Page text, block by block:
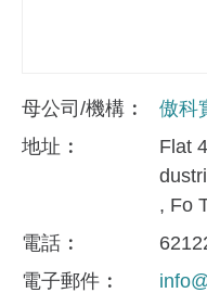
母公司/機構
傲科
地址
Flat
, Fo
電話
電子郵件